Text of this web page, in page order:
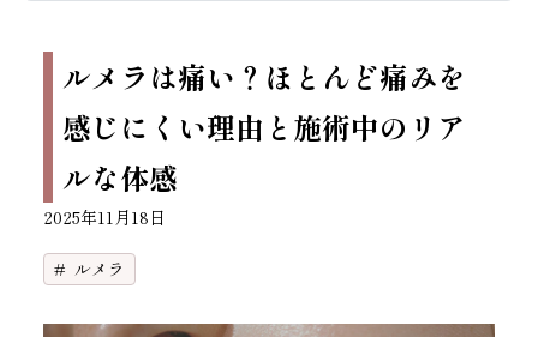
ルメラは痛い？ほとんど痛みを
感じにくい理由と施術中のリア
ルな体感
2025年11月18日
ルメラ